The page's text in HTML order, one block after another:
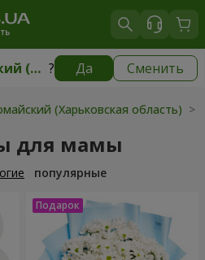
Первомайский (Харьковская область) ? Да Сменить
Первомайский (Харьковская область)|1247 грн
(Харьковская область) >
для мамы
популярные